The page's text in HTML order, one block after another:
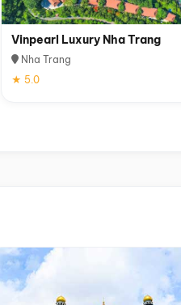
Vinpearl Luxury Nha Trang
Nha Trang
★ 5.0